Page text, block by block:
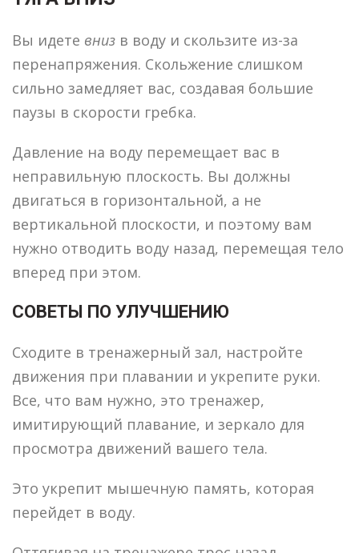
Вы идете вниз в воду и скользите из-за
перенапряжения. Скольжение слишком
сильно замедляет вас, создавая большие
паузы в скорости гребка.
Давление на воду перемещает вас в
неправильную плоскость. Вы должны
двигаться в горизонтальной, а не
вертикальной плоскости, и поэтому вам
нужно отводить воду назад, перемещая тело
вперед при этом.
СОВЕТЫ ПО УЛУЧШЕНИЮ
Сходите в тренажерный зал, настройте
движения при плавании и укрепите руки.
Все, что вам нужно, это тренажер,
имитирующий плавание, и зеркало для
просмотра движений вашего тела.
Это укрепит мышечную память, которая
перейдет в воду.